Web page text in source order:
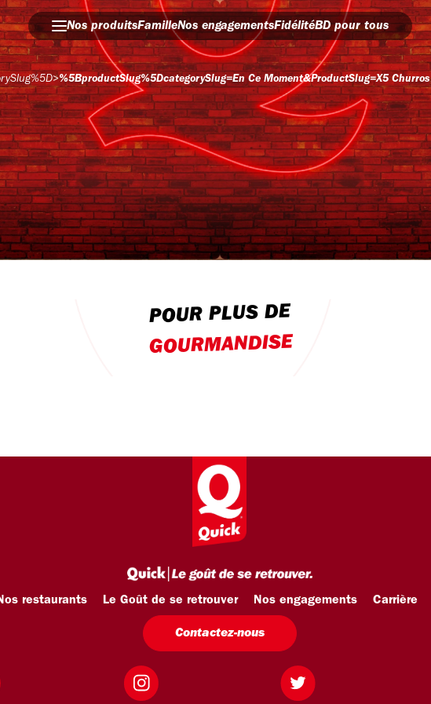
Nos produitsFamilleNos engagementsFidélitéBD pour tous
>%5BproductSlug%5DcategorySlug=en Ce Moment&productSlug=x5 Churros
POUR PLUS DE
GOURMANDISE
restaurants Le Goût de se retrouver Nos engagements Carrière
Contactez-nous